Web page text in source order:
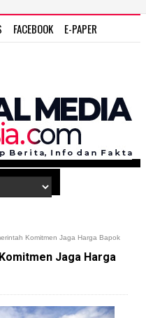
FACEBOOK
E-PAPER
Komitmen Jaga Harga Bapok
Jaga Harga